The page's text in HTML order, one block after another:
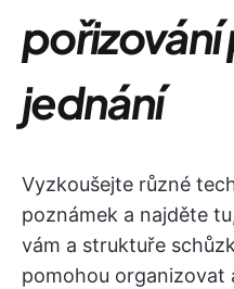
pořizování
jednání
Vyzkoušejte různé
poznámek a najděte
vám a struktuře
pomohou organizovat